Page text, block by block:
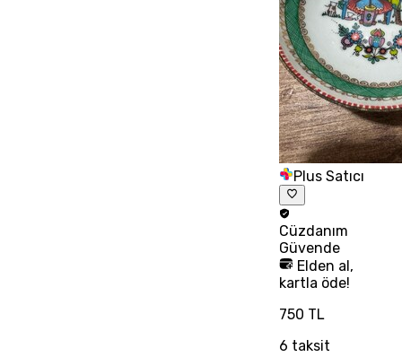
Plus Satıcı
Cüzdanım
Güvende
Elden al,
kartla öde!
750 TL
6 taksit